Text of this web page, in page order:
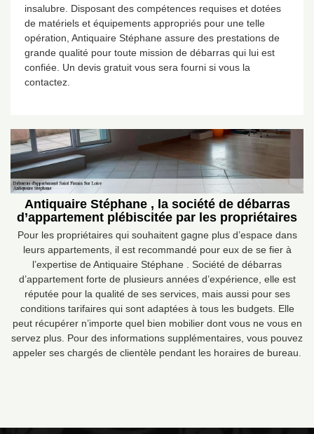
insalubre. Disposant des compétences requises et dotées
de matériels et équipements appropriés pour une telle
opération, Antiquaire Stéphane assure des prestations de
grande qualité pour toute mission de débarras qui lui est
confiée. Un devis gratuit vous sera fourni si vous la
contactez.
Antiquaire Stéphane , la société de débarras
d’appartement plébiscitée par les propriétaires
Pour les propriétaires qui souhaitent gagne plus d’espace dans
leurs appartements, il est recommandé pour eux de se fier à
l’expertise de Antiquaire Stéphane . Société de débarras
d’appartement forte de plusieurs années d’expérience, elle est
réputée pour la qualité de ses services, mais aussi pour ses
conditions tarifaires qui sont adaptées à tous les budgets. Elle
peut récupérer n’importe quel bien mobilier dont vous ne vous en
servez plus. Pour des informations supplémentaires, vous pouvez
appeler ses chargés de clientèle pendant les horaires de bureau.